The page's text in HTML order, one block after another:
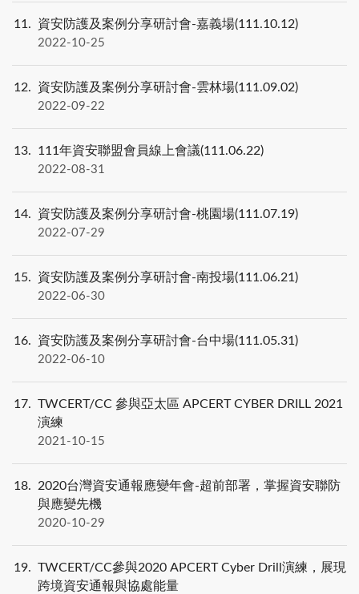
11 資安防護及案例分享研討會-嘉義場(111.10.12)
2022-10-25
12 資安防護及案例分享研討會-雲林場(111.09.02)
2022-09-22
13 111年資安聯盟會員線上會議(111.06.22)
2022-08-31
14 資安防護及案例分享研討會-桃園場(111.07.19)
2022-07-29
15 資安防護及案例分享研討會-南投場(111.06.21)
2022-06-30
16 資安防護及案例分享研討會-台中場(111.05.31)
2022-06-10
17
TWCERT/CC 參與亞太區 APCERT CYBER DRILL 2021
演練
2021-10-15
18
2020台灣資安通報應變年會-超前部署，掌握資安聯防
與應變先機
2020-10-29
19
TWCERT/CC參與2020 APCERT Cyber Drill演練，展現
跨境資安通報與協處能量